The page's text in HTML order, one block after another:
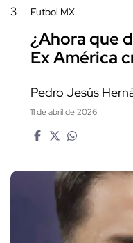
3 Futbol MX
¿Ahora que
Ex América
Pedro Jesús
11 de abril de 2026